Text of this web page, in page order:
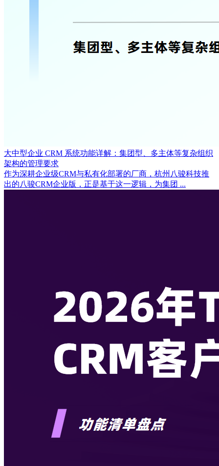
大中型企业 CRM 系统功能详解：集团型、多主体等复杂组织
架构的管理要求
作为深耕企业级CRM与私有化部署的厂商，杭州八骏科技推
出的八骏CRM企业版，正是基于这一逻辑，为集团 ...